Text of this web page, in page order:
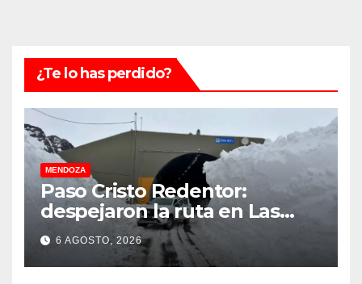
¿Te lo has perdido?
MENDOZA
Paso Cristo Redentor:
despejaron la ruta en Las
Cuevas antes de otro
temporal con unos 1.500
camiones varados
6 AGOSTO, 2026